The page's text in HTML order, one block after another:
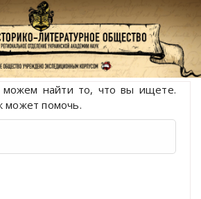
найти то, что вы ищете.
может помочь.